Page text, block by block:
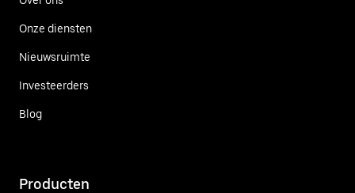
Onze diensten
Nieuwsruimte
Investeerders
Blog
Producten